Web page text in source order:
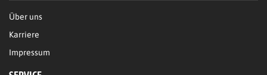
Über uns
Karriere
Impressum